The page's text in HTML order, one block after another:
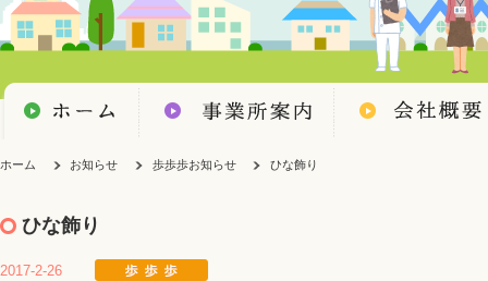
ホーム お知らせ 歩歩歩お知らせ ひな飾り
ひな飾り
2017-2-26